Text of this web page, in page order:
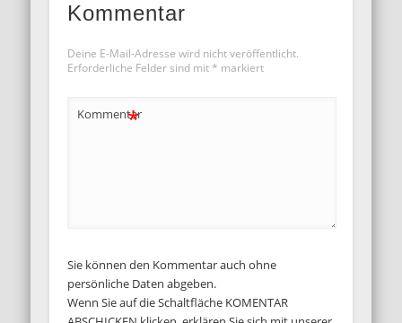
Kommentar
Deine E-Mail-Adresse wird nicht veröffentlicht.
Erforderliche Felder sind mit * markiert
Kommentar
*
Sie können den Kommentar auch ohne
persönliche Daten abgeben.
Wenn Sie auf die Schaltfläche KOMENTAR